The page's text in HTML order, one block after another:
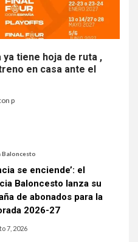
tiene hoja de ruta ,
en casa ante el
p
Baloncesto
se enciende’: el
Baloncesto lanza su
de abonados para la
2026-27
7, 2026